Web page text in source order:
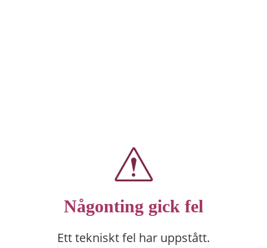
Någonting gick fel
Ett tekniskt fel har uppstått.